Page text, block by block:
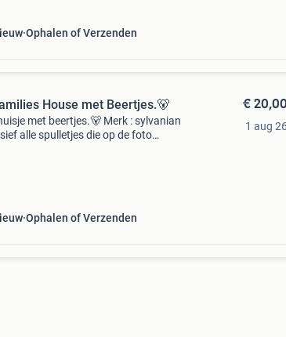
Ophalen of Verzenden
House met Beertjes.🐻
met beertjes.🐻 Merk : sylvanian
alle spulletjes die op de foto
Ophalen of Verzenden
€ 20,00
1 aug